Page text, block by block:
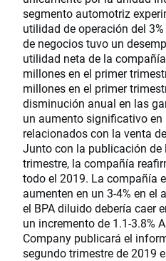
segmento automotriz
utilidad de operación del
de negocios tuvo un
utilidad neta de la
millones en el primer
millones en el primer
disminución anual en las
un aumento significativo
relacionados con la venta
Junto con la publicación
trimestre, la compañía
todo el 2019. La compañía
aumenten en un 3-4% en el
el BPA diluido debería caer
un incremento de 1.1-3.8%
Company publicará el
segundo trimestre de 2019